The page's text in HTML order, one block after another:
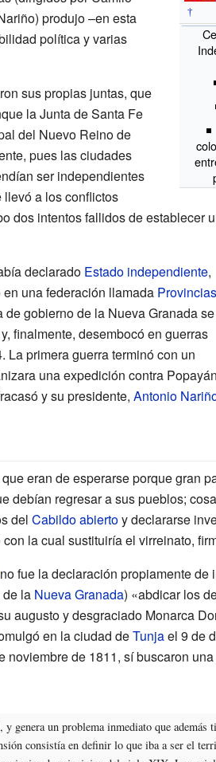
†
produjo –en esta
política y varias
sus propias juntas, que
la Junta de Santa Fe
del Nuevo Reino de
pues las ciudades
ser independientes
a los conflictos
dos intentos fallidos de establecer
declarado Estado independiente,
una federación llamada Provincias
de gobierno de la Nueva Granada se
finalmente, desembocó en guerras
La primera guerra terminó con un
una expedición contra
y su presidente, Antonio
eran de esperarse porque gran
debían regresar a sus pueblos;
del Cabildo abiertoy declararse
la cual sustituiría el virreinato,
fue la declaración propiamente de
de la Nueva Granada) «abdicar los
augusto y desgraciado Monarca
en la ciudad deTunjael 9 de
noviembre de 1811, sí buscaron
genera un problema inmediato que además
consistía en definir lo que iba a ser el